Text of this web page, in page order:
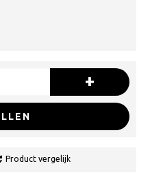
+
Product vergelijk